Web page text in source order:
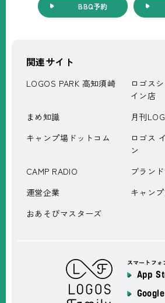
BBQ予約
関連サイト
LOGOS PARK 高知須崎
ロゴス
イン店
まめ知識
月刊
キャンプ場ドットコム
ロゴス
ン
CAMP RADIO
ブラン
運営企業
キャン
おあそびマスターズ
スマートフォ
App